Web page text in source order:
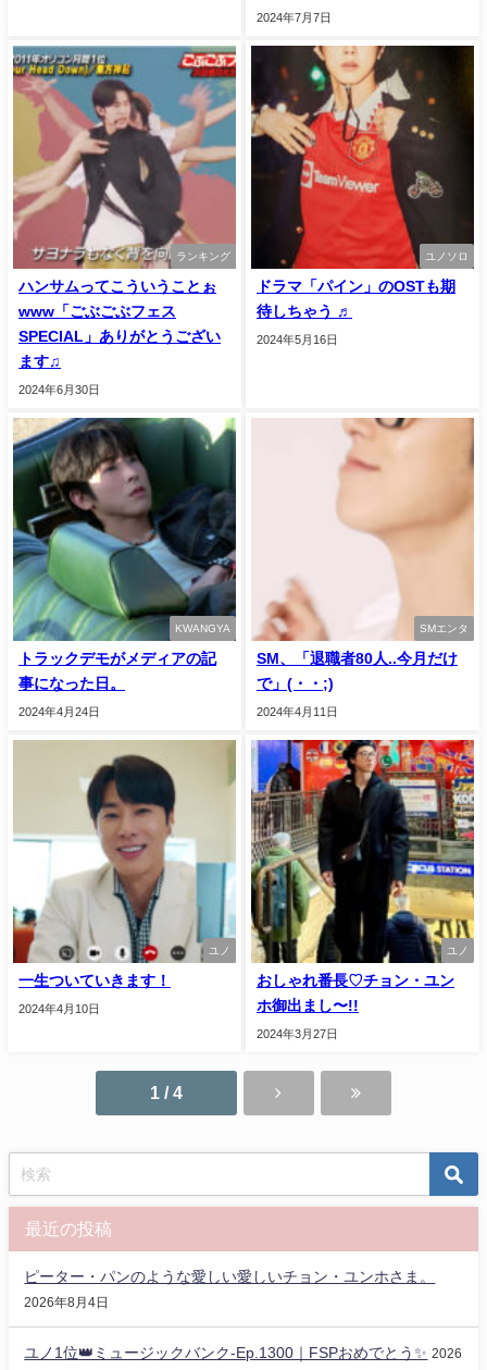
2024年7月7日
ランキング
ハンサムってこういうことぉ
www「ごぶごぶフェス
SPECIAL」ありがとうござい
ます♫
2024年6月30日
ユノソロ
ドラマ「パイン」のOSTも期
待しちゃう ♬
2024年5月16日
KWANGYA
トラックデモがメディアの記
事になった日。
2024年4月24日
SMエンタ
SM、「退職者80人..今月だけ
で」(・・;)
2024年4月11日
ユノ
一生ついていきます！
2024年4月10日
ユノ
おしゃれ番長♡チョン・ユン
ホ御出まし〜!!
2024年3月27日
1 / 4
最近の投稿
ピーター・パンのような愛しい愛しいチョン・ユンホさま。
2026年8月4日
ユノ1位👑ミュージックバンク-Ep.1300｜FSPおめでとう✨️ 2026